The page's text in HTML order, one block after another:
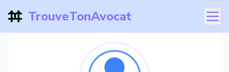
TrouveTonAvocat